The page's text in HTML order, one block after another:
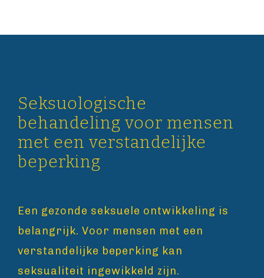
Seksuologische
behandeling voor mensen
met een verstandelijke
beperking
Een gezonde seksuele ontwikkeling is
belangrijk. Voor mensen met een
verstandelijke beperking kan
seksualiteit ingewikkeld zijn.